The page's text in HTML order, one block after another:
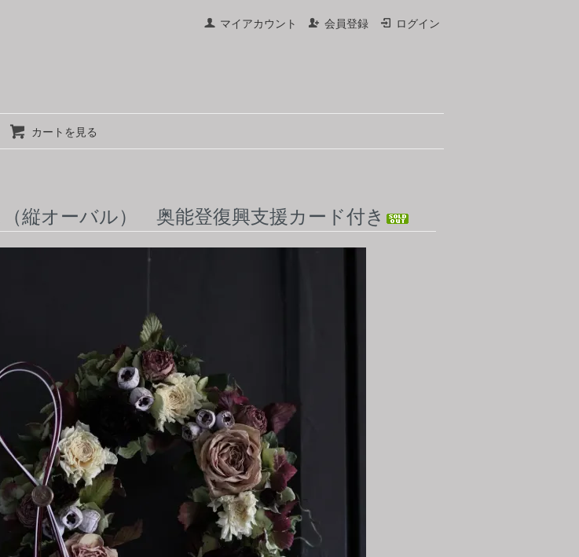
マイアカウント 会員登録 ログイン
カートを見る
縦オーバル） 奥能登復興支援カード付き